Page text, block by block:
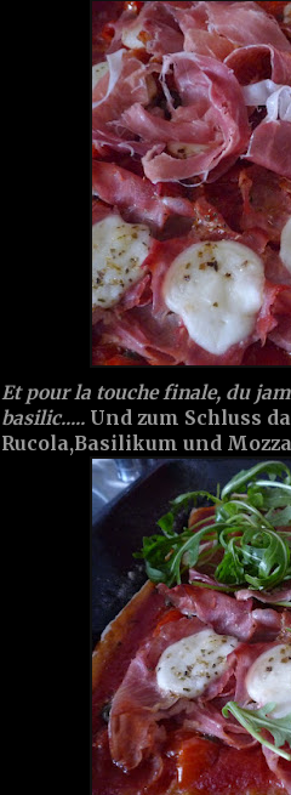
Et pour la touche finale, du
basilic..... Und zum Schluss
Rucola,Basilikum und